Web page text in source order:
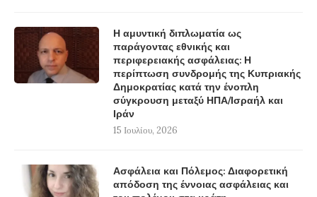
Η αμυντική διπλωματία ως
παράγοντας εθνικής και
περιφερειακής ασφάλειας: Η
περίπτωση συνδρομής της Κυπριακής
Δημοκρατίας κατά την ένοπλη
σύγκρουση μεταξύ ΗΠΑ/Ισραήλ και
Ιράν
15 Ιουλίου, 2026
Ασφάλεια και Πόλεμος: Διαφορετική
απόδοση της έννοιας ασφάλειας και